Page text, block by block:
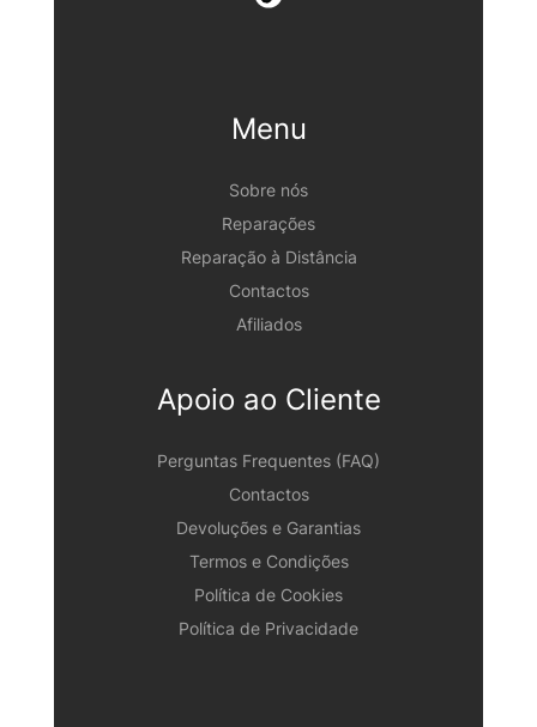
Menu
Sobre nós
Reparações
Reparação à Distância
Contactos
Afiliados
Apoio ao Cliente
Perguntas Frequentes (FAQ)
Contactos
Devoluções e Garantias
Termos e Condições
Política de Cookies
Política de Privacidade